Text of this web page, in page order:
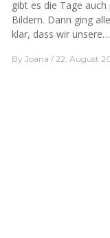
gibt es die Tage
Bildern. Dann ging
klar, dass wir unsere…
By Joana 22. August